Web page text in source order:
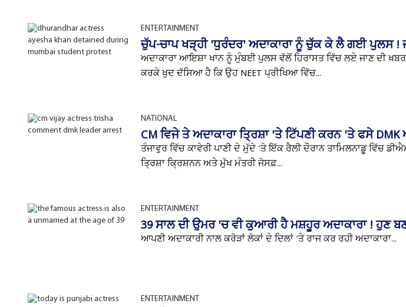
ENTERTAINMENT
ਚੁੱਪ-ਚਾਪ ਖੜ੍ਹੀ 'ਧੁਰੰਦਰ' ਅਦਾਕਾਰਾ ਨੂੰ ਚੁੱਕ ਕੇ ਲੈ ਗਈ ਪੁਲਸ !
ਅਦਾਕਾਰਾ ਆਇਸ਼ਾ ਖਾਨ ਨੂੰ ਮੁੰਬਈ ਪੁਲਸ ਵੱਲੋਂ ਹਿਰਾਸਤ ਵਿੱਚ ਲਏ ਜਾਣ ਦੀ
ਕਰਕੇ ਖੁਦ ਦੱਸਿਆ ਹੈ ਕਿ ਉਹ NEET ਪ੍ਰੀਖਿਆ ਵਿੱਚ...
NATIONAL
CM ਵਿਜੇ ਤੇ ਅਦਾਕਾਰਾ ਤ੍ਰਿਸ਼ਾ 'ਤੇ ਟਿੱਪਣੀ ਕਰਨ 'ਤੇ ਫਸੇ
ਤੰਜਾਵੁਰ ਵਿੱਚ ਕਾਵੇਰੀ ਪਾਣੀ ਦੇ ਮੁੱਦੇ 'ਤੇ ਇੱਕ ਰੈਲੀ ਦੌਰਾਨ ਤਾਮਿਲਨਾਡੂ ਵਿੱਚ
ਤ੍ਰਿਸ਼ਾ ਕ੍ਰਿਸ਼ਨਨ ਅਤੇ ਮੁੱਖ ਮੰਤਰੀ ਜੋਸਫ਼...
ENTERTAINMENT
39 ਸਾਲ ਦੀ ਉਮਰ 'ਚ ਵੀ ਕੁਆਰੀ ਹੈ ਮਸ਼ਹੂਰ ਅਦਾਕਾਰਾ ! ਹੁਣ
ਆਪਣੀ ਅਦਾਕਾਰੀ ਨਾਲ ਕਰੋੜਾਂ ਲੋਕਾਂ ਦੇ ਦਿਲਾਂ 'ਤੇ ਰਾਜ ਕਰ ਰਹੀ ਅਦਾਕਾਰਾ...
ENTERTAINMENT